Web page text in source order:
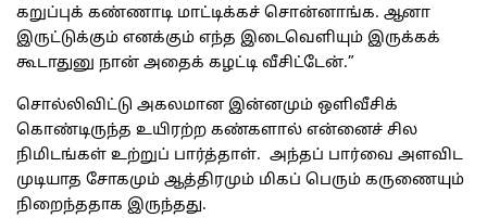
கறுப்புக் கண்ணாடி மாட்டிக்கச் சொன்னாங்க. ஆனா
இருட்டுக்கும் எனக்கும் எந்த இடைவெளியும் இருக்கக்
கூடாதுனு நான் அதைக் கழட்டி வீசிட்டேன்.”
சொல்லிவிட்டு அகலமான இன்னமும் ஒளிவீசிக்
கொண்டிருந்த உயிரற்ற கண்களால் என்னைச் சில
நிமிடங்கள் உற்றுப் பார்த்தாள். அந்தப் பார்வை அளவிட
முடியாத சோகமும் ஆத்திரமும் மிகப் பெரும் கருணையும்
நிறைந்ததாக இருந்தது.